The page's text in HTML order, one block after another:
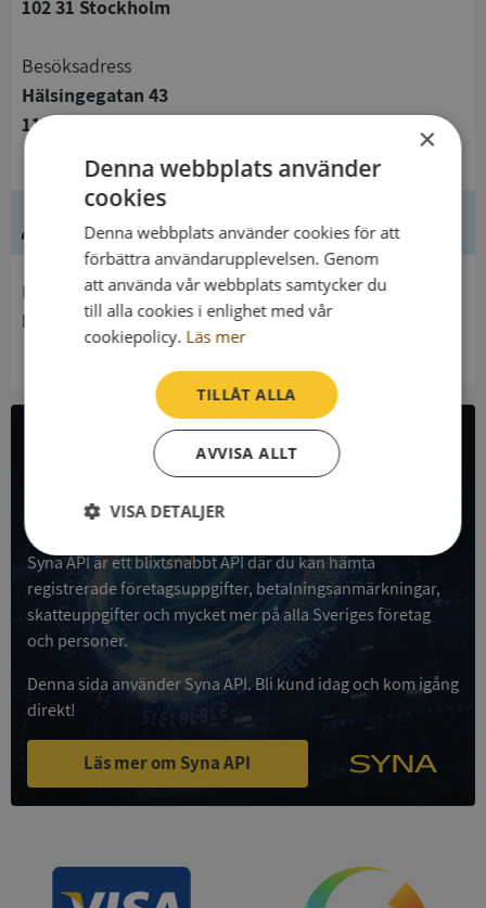
102 31 Stockholm
Besöksadress
Hälsingegatan 43
113 31 Stockholm
Ledning
Innehavare
Ekobrottsmyndigheten
All företagsdata i API
Få all denna företagsinformation i Syna API
Syna API är ett blixtsnabbt API där du kan hämta
registrerade företagsuppgifter, betalningsanmärkningar,
skatteuppgifter och mycket mer på alla Sveriges företag
och personer.
Denna sida använder Syna API. Bli kund idag och kom igång
direkt!
Läs mer om Syna API
×
Denna webbplats använder
cookies
Denna webbplats använder cookies för att
förbättra användarupplevelsen. Genom
att använda vår webbplats samtycker du
till alla cookies i enlighet med vår
cookiepolicy. Läs mer
TILLÅT ALLA
AVVISA ALLT
VISA DETALJER
Strikt
nödvändigt
Prestanda Inriktning
Funktioner Oklassificerade
kärnwebbplatsfunktioner som användarinloggning